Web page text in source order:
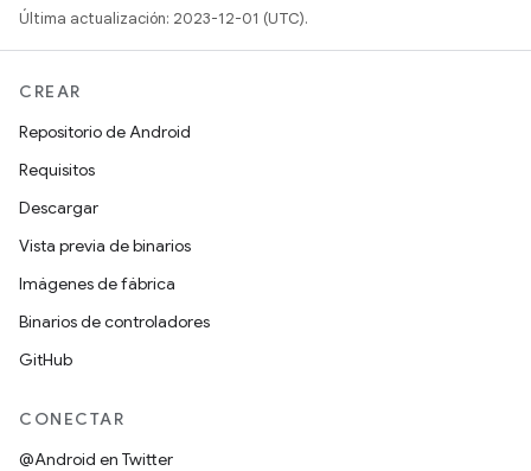
Última actualización: 2023-12-01 (UTC).
CREAR
Repositorio de Android
Requisitos
Descargar
Vista previa de binarios
Imágenes de fábrica
Binarios de controladores
GitHub
CONECTAR
@Android en Twitter